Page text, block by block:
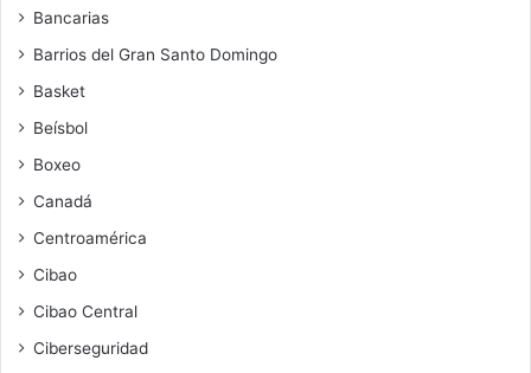
Bancarias
Barrios del Gran Santo Domingo
Basket
Beísbol
Boxeo
Canadá
Centroamérica
Cibao
Cibao Central
Ciberseguridad